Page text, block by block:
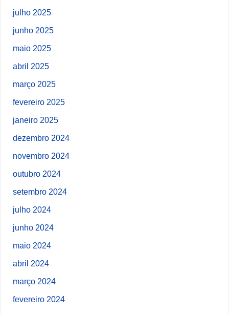
julho 2025
junho 2025
maio 2025
abril 2025
março 2025
fevereiro 2025
janeiro 2025
dezembro 2024
novembro 2024
outubro 2024
setembro 2024
julho 2024
junho 2024
maio 2024
abril 2024
março 2024
fevereiro 2024